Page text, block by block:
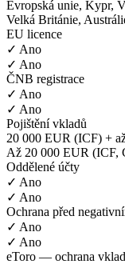
Evropská unie, Kypr,
Velká Británie,
EU licence
✓ Ano
✓ Ano
ČNB registrace
✓ Ano
✓ Ano
Pojištění vkladů
20 000 EUR (ICF) +
Až 20 000 EUR (ICF,
Oddělené účty
✓ Ano
✓ Ano
Ochrana před
✓ Ano
✓ Ano
eToro — ochrana